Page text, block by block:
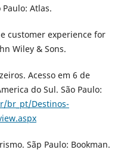
Atlas.
customer experience for
Wiley & Sons.
Acesso em 6 de
do Sul. São Paulo:
br_pt/Destinos-
Sãp Paulo: Bookman.